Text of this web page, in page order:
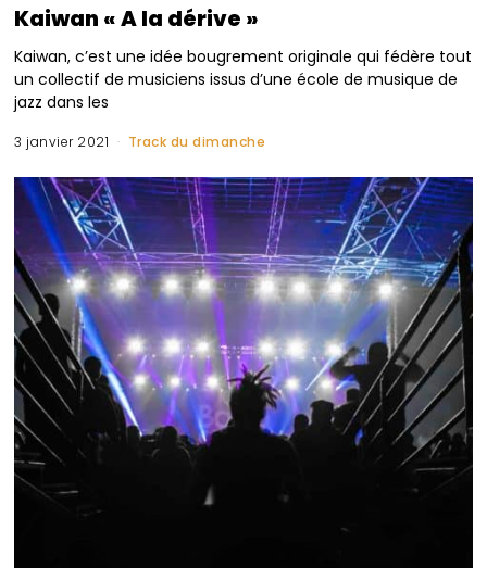
Kaiwan « A la dérive »
Kaiwan, c’est une idée bougrement originale qui fédère tout
un collectif de musiciens issus d’une école de musique de
jazz dans les
3 janvier 2021 Track du dimanche